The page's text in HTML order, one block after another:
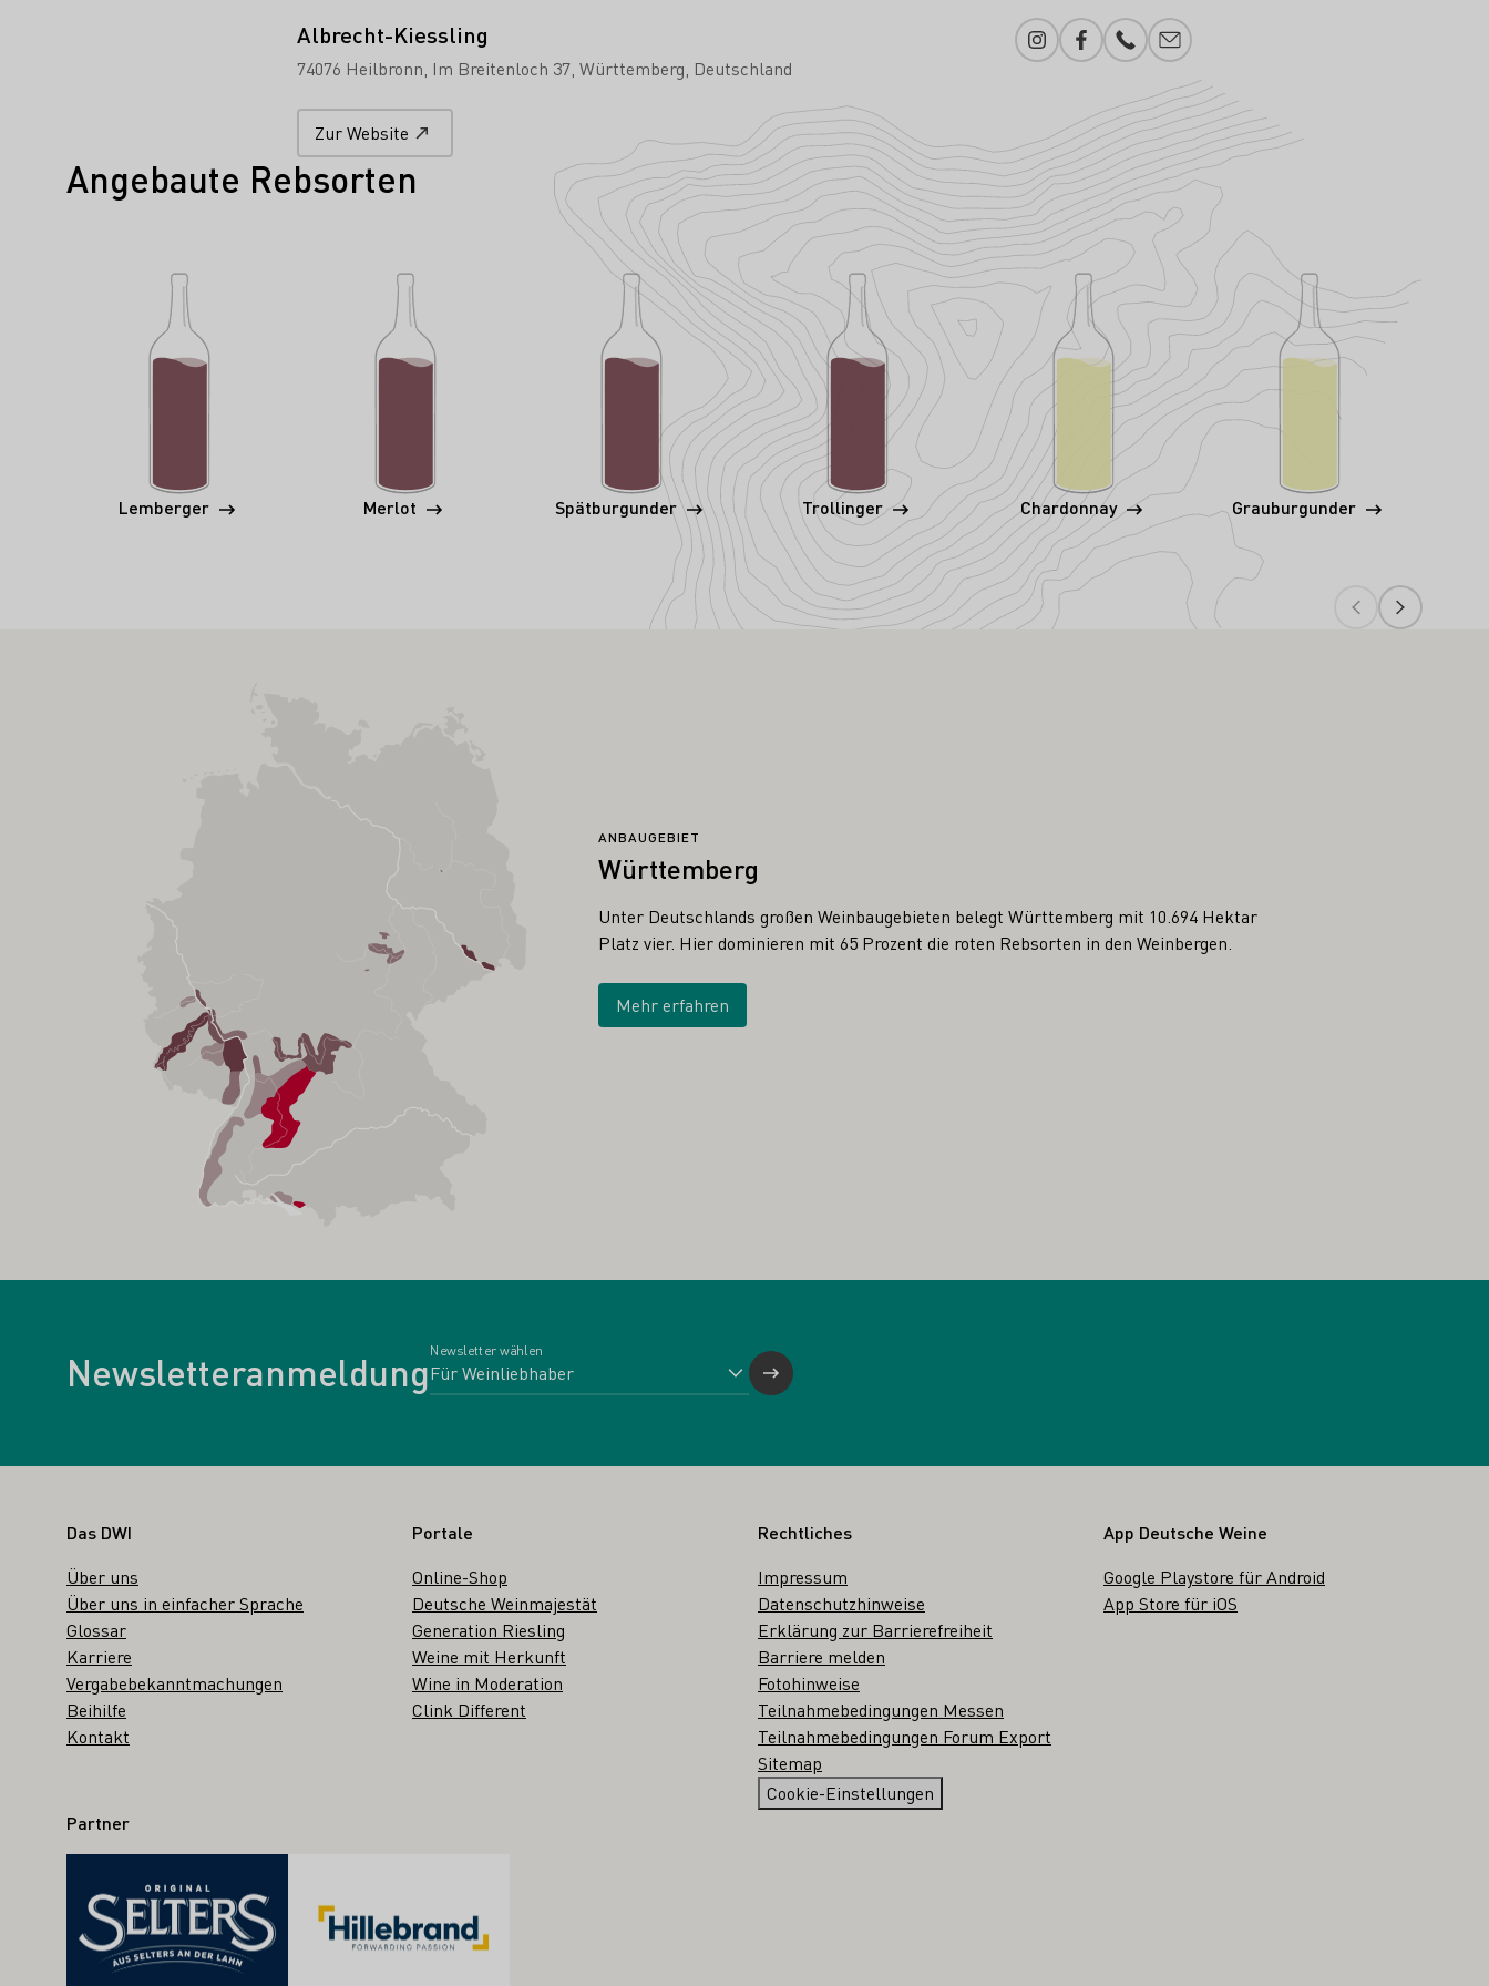
Albrecht-Kiessling
74076 Heilbronn Im Breitenloch 37 Württemberg Deutschland
InstagramFacebookTelefonnummer
E-Mail-Adresse
Zur Website
Angebaute Rebsorten
Lemberger Merlot Spätburgunder Trollinger Chardonnay Grauburgunder
ANBAUGEBIET
Württemberg
Unter Deutschlands großen Weinbaugebieten belegt Württemberg mit 10.694 Hektar
Platz vier. Hier dominieren mit 65 Prozent die roten Rebsorten in den Weinbergen.
Mehr erfahren
Newsletteranmeldung
Newsletter wählen
Fußbereich
Das DWI
Über uns
Über uns in einfacher Sprache
Glossar
Karriere
Vergabebekanntmachungen
Beihilfe
Kontakt
Portale
Online-Shop
Deutsche Weinmajestät
Generation Riesling
Weine mit Herkunft
Wine in Moderation
Clink Different
Rechtliches
Impressum
Datenschutzhinweise
Erklärung zur Barrierefreiheit
Barriere melden
Fotohinweise
Teilnahmebedingungen Messen
Teilnahmebedingungen Forum Export
Sitemap
Cookie-Einstellungen
App Deutsche Weine
Google Playstore für Android
App Store für iOS
Partner